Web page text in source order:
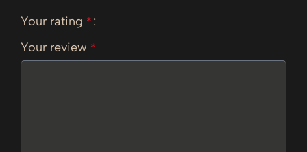
Your rating *
Your review *